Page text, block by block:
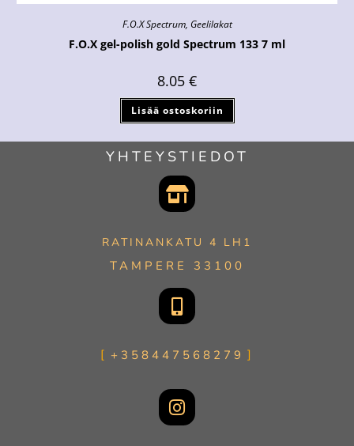
F.O.X Spectrum, Geelilakat
F.O.X gel-polish gold Spectrum 133 7 ml
8.05 €
Lisää ostoskoriin
YHTEYSTIEDOT
RATINANKATU 4 LH1
TAMPERE 33100
+358447568279